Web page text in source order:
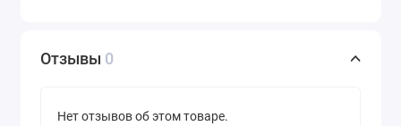
Отзывы 0
Нет отзывов об этом товаре.